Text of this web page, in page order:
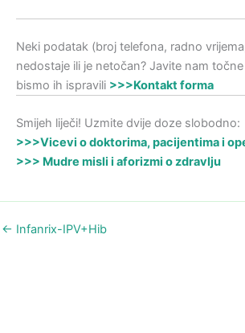
Neki podatak (broj telefona, radno
nedostaje ili je netočan? Javite nam
bismo ih ispravili >>>Kontakt forma
Smijeh liječi! Uzmite dvije doze slobodno:
>>>Vicevi o doktorima, pacijentima i
>>> Mudre misli i aforizmi o zdravlju
← Infanrix-IPV+Hib